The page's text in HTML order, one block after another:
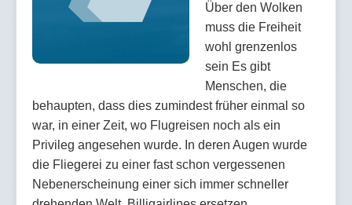
Über den Wolken
muss die Freiheit
wohl grenzenlos
sein Es gibt
Menschen, die
behaupten, dass dies zumindest früher einmal so
war, in einer Zeit, wo Flugreisen noch als ein
Privileg angesehen wurde. In deren Augen wurde
die Fliegerei zu einer fast schon vergessenen
Nebenerscheinung einer sich immer schneller